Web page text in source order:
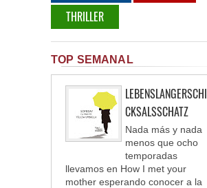
THRILLER
TOP SEMANAL
LEBENSLANGERSCHI
CKSALSSCHATZ
Nada más y nada
menos que ocho
temporadas
llevamos en How I met your
mother esperando conocer a la